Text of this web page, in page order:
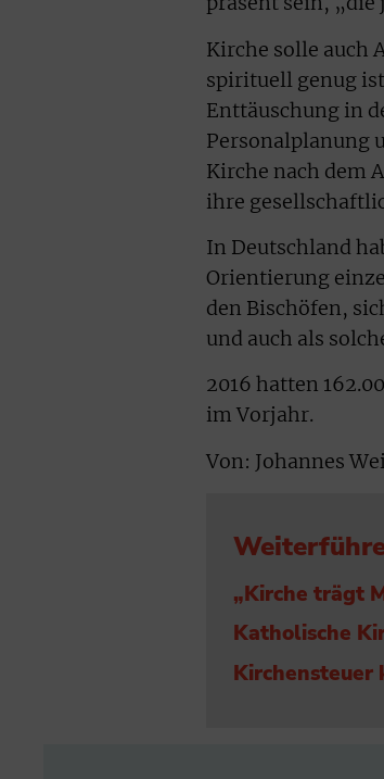
Kirche solle auch
spirituell genug
Enttäuschung in
Personalplanung
Kirche nach dem
ihre
In Deutschland
Orientierung
den Bischöfen,
und auch als
2016 hatten
im Vorjahr.
Von: Johannes
„Kirche trägt
Katholische
Kirchensteuer